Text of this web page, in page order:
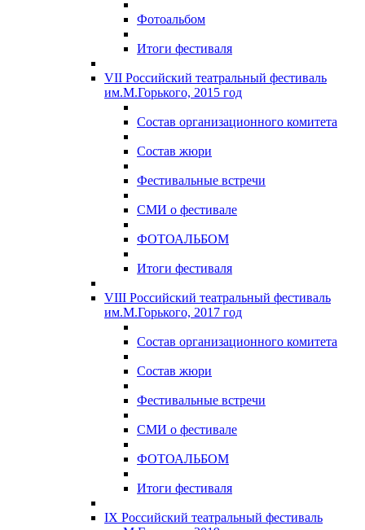
Фотоальбом
Итоги фестиваля
VII Российский театральный фестиваль
им.М.Горького, 2015 год
Состав организационного комитета
Состав жюри
Фестивальные встречи
СМИ о фестивале
ФОТОАЛЬБОМ
Итоги фестиваля
VIII Российский театральный фестиваль
им.М.Горького, 2017 год
Состав организационного комитета
Состав жюри
Фестивальные встречи
СМИ о фестивале
ФОТОАЛЬБОМ
Итоги фестиваля
IX Российский театральный фестиваль